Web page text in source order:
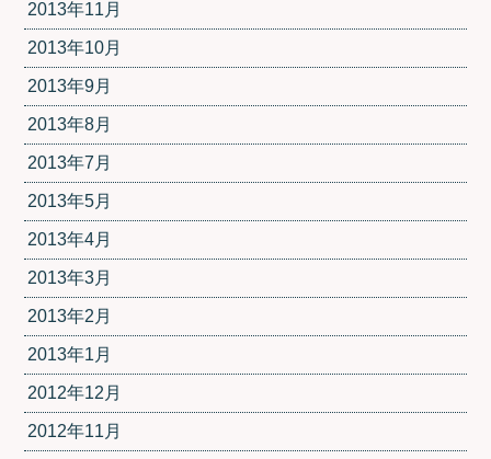
2013年11月
2013年10月
2013年9月
2013年8月
2013年7月
2013年5月
2013年4月
2013年3月
2013年2月
2013年1月
2012年12月
2012年11月